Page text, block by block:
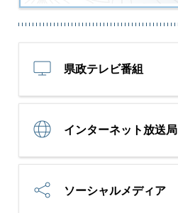
県政テレビ番組
インターネット放送局
ソーシャルメディア